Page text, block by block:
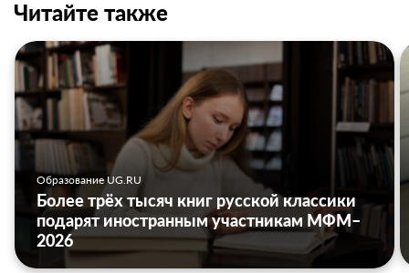
Читайте также
Образование UG.RU
Более трёх тысяч книг русской классики
подарят иностранным участникам МФМ–
2026